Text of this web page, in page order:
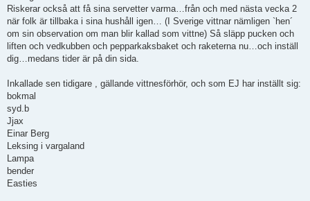
Riskerar också att få sina servetter varma…från och med nästa vecka 2
när folk är tillbaka i sina hushåll igen… (I Sverige vittnar nämligen `hen´
om sin observation om man blir kallad som vittne) Så släpp pucken och
liften och vedkubben och pepparkaksbaket och raketerna nu…och inställ
dig…medans tider är på din sida.
Inkallade sen tidigare , gällande vittnesförhör, och som EJ har inställt sig:
bokmal
syd.b
Jjax
Einar Berg
Leksing i vargaland
Lampa
bender
Easties